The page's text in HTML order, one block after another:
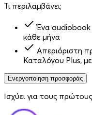
Τι περιλαμβάνει;
Ένα audiobook
κάθε μήνα
Απεριόριστη
Καταλόγου Plus,
Ενεργοποίηση προσφοράς
Ισχύει για τους